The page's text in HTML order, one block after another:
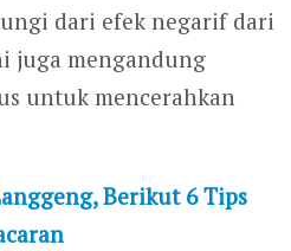
dari efek negarif dari
juga mengandung
untuk mencerahkan
Berikut 6 Tips